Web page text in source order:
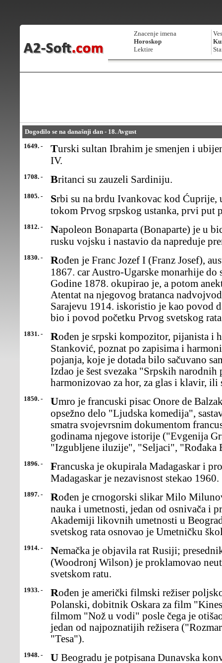
Znacenje imena
Horoskop
Lektire
Dogodilo se na današnji dan - 18. Avgust
1649. -
Turski sultan Ibrahim je smenjen i ubijen. Nasledio ga je Muhamed
IV.
1708. - Britanci su zauzeli Sardiniju.
1805. - Srbi su na brdu Ivankovac kod Ćuprije, u jednoj odnajvećih bitaka
tokom Prvog srpskog ustanka, prvi put
1812. - Napoleon Bonaparta (Bonaparte) je u bici kod Smolenskaporazio
rusku vojsku i nastavio da napreduje
1830. - Rođen je Franc Jozef I (Franz Josef), austrijski car od 1848, a od
1867. car Austro-Ugarske monarhije do
Godine 1878. okupirao je, a potom
Atentat na njegovog bratanca
Sarajevu 1914. iskoristio je kao povod
bio i povod početku Prvog svetskog
1831. - Rođen je srpski kompozitor, pijanista i horovođa Kornelije
Stanković, poznat po zapisima i
pojanja, koje je dotada bilo sačuvano
Izdao je šest svezaka "Srpskih narodnih
harmonizovao za hor, za glas i klavir, ili
1850. - Umro je francuski pisac Onore de Balzak (Honore, Balzac),čije se
opsežno delo "Ljudska komedija",
smatra svojevrsnim dokumentom
godinama njegove istorije ("Evgenija
"Izgubljene iluzije", "Seljaci", "Rođaka
1896. - Francuska je okupirala Madagaskar i proglasila gakolonijom.
Madagaskar je nezavisnost stekao 1960.
1897. - Rođen je crnogorski slikar Milo Milunović, član Srpske akademije
nauka i umetnosti, jedan od osnivača i
Akademiji likovnih umetnosti u
svetskog rata osnovao je Umetničku
1914. - Nemačka je objavila rat Rusiji; presednik SAD Vudro Vilson
(Woodronj Wilson) je proklamovao
svetskom ratu.
1933. - Rođen je američki filmski režiser poljskog porekla Roman
Polanski, dobitnik Oskara za film
filmom "Nož u vodi" posle čega je
jedan od najpoznatijih režisera
"Tesa").
1948. - U Beogradu je potpisana Dunavska konvencija, kojom